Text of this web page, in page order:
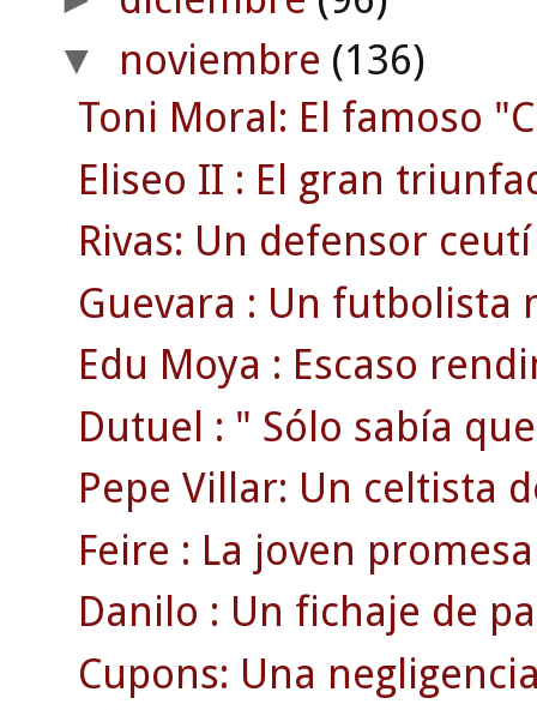
▼ noviembre (136)
Toni Moral: El famoso
Eliseo II : El gran
Rivas: Un defensor
Guevara : Un futbolista
Edu Moya : Escaso
Dutuel : " Sólo sabía
Pepe Villar: Un celtista
Feire : La joven
Danilo : Un fichaje de
Cupons: Una